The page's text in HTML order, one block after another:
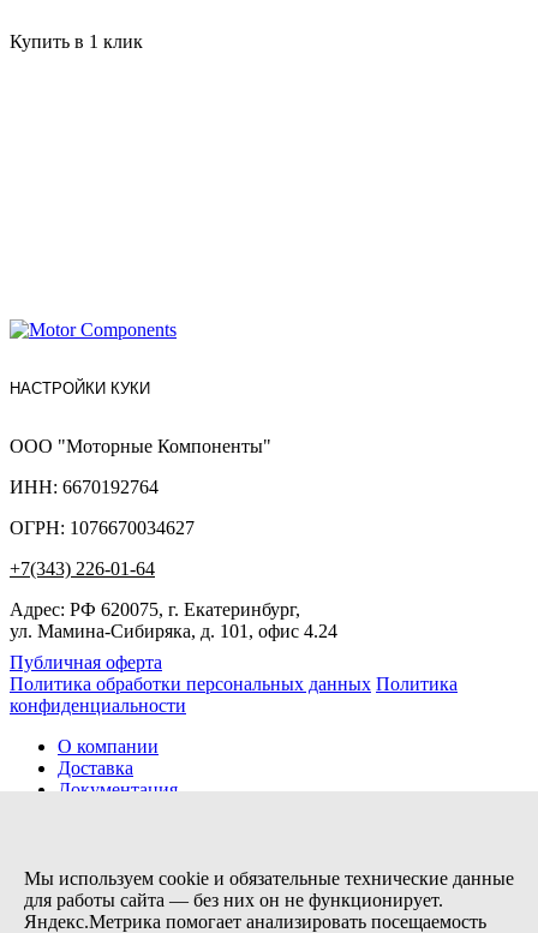
Купить в 1 клик
НАСТРОЙКИ КУКИ
ООО "Моторные Компоненты"
ИНН: 6670192764
ОГРН: 1076670034627
+7(343) 226-01-64
Адрес: РФ 620075, г. Екатеринбург,
ул. Мамина-Сибиряка, д. 101, офис 4.24
Публичная оферта
Политика обработки персональных данных Политика
конфиденциальности
О компании
Доставка
Документация
Контакты
Мы используем cookie и обязательные технические данные
для работы сайта — без них он не функционирует.
Яндекс.Метрика помогает анализировать посещаемость